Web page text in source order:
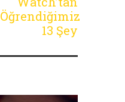
Öğrendiğimiz
13 Şey